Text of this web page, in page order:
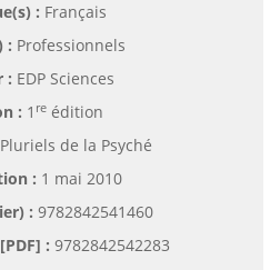
: Français
: Professionnels
: EDP Sciences
: 1 re édition
Pluriels de la Psyché
: 1 mai 2010
: 9782842541460
: 9782842542283